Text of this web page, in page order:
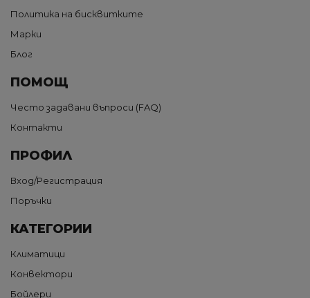
Политика на бисквитките
Марки
Блог
ПОМОЩ
Често задавани въпроси (FAQ)
Контакти
ПРОФИЛ
Вход/Регистрация
Поръчки
КАТЕГОРИИ
Климатици
Конвектори
Бойлери